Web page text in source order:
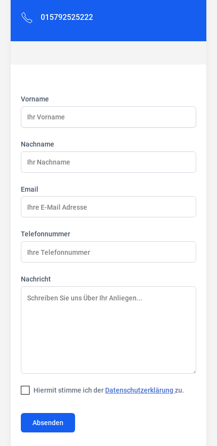
015792525222
name:
name:
name:
Vorname
Nachname
Email
Telefonnummer
Nachricht
Hiermit stimme ich der Datenschutzerklärungzu.